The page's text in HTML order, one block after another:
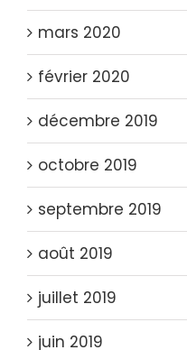
mars 2020
février 2020
décembre 2019
octobre 2019
septembre 2019
août 2019
juillet 2019
juin 2019